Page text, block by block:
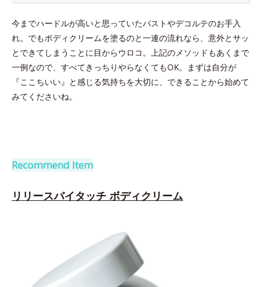
今までハードルが高いと思っていたバストやデコルテのお手入
れ。でもボディクリームを塗るのと一連の流れなら、意外とサッ
とできてしまうことに目からウロコ。上記のメソッドもあくまで
一例なので、すべてきっちりやらなくてもOK。まずは自分が
『ここちいい』と感じる気持ちを大切に、できることから始めて
みてくださいね。
Recommend Item
リリースバイタッチ ボディクリーム